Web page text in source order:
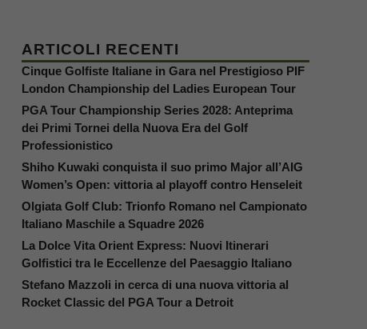
ARTICOLI RECENTI
Cinque Golfiste Italiane in Gara nel Prestigioso PIF
London Championship del Ladies European Tour
PGA Tour Championship Series 2028: Anteprima
dei Primi Tornei della Nuova Era del Golf
Professionistico
Shiho Kuwaki conquista il suo primo Major all’AIG
Women’s Open: vittoria al playoff contro Henseleit
Olgiata Golf Club: Trionfo Romano nel Campionato
Italiano Maschile a Squadre 2026
La Dolce Vita Orient Express: Nuovi Itinerari
Golfistici tra le Eccellenze del Paesaggio Italiano
Stefano Mazzoli in cerca di una nuova vittoria al
Rocket Classic del PGA Tour a Detroit